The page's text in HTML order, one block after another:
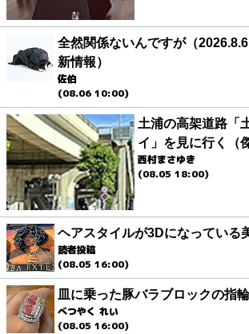
全然関係ないんですが（
新情報）
佐伯
(08.06 10:00)
土浦の高架道路「
イ」を見に行く（
西村まさゆき
(08.05 18:00)
ヘアスタイルが3Dになっている
読者投稿
(08.05 16:00)
皿に乗った豚バラブロックの指輪
べつやく れい
(08.05 16:00)